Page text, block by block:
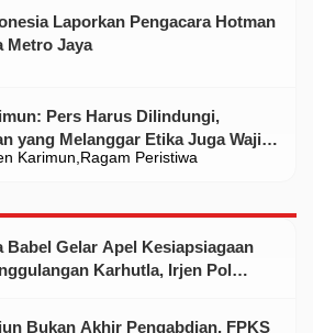
Laporkan Pengacara Hotman
Metro Jaya
Karimun Ragam Peristiwa
Pers Harus Dilindungi,
yang Melanggar Etika Juga Wajib
Babel Gelar Apel Kesiapsiagaan
Karhutla, Irjen Pol
Bukan Akhir Pengabdian, FPKS